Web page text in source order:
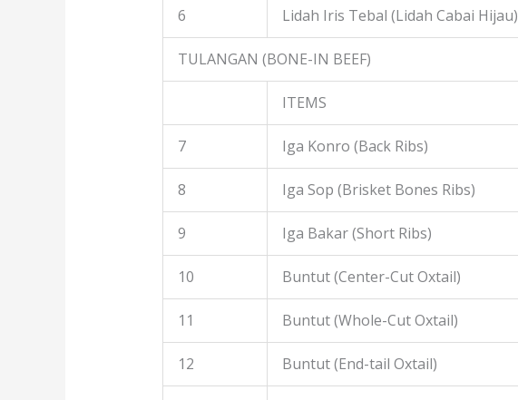
6 Lidah Iris Tebal (Lidah Cabai Hijau)
TULANGAN (BONE-IN BEEF)
ITEMS
7 Iga Konro (Back Ribs)
8 Iga Sop (Brisket Bones Ribs)
9 Iga Bakar (Short Ribs)
10 Buntut (Center-Cut Oxtail)
11 Buntut (Whole-Cut Oxtail)
12 Buntut (End-tail Oxtail)